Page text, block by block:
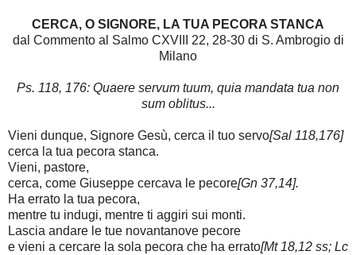
CERCA, O SIGNORE, LA TUA PECORA STANCA
dal Commento al Salmo CXVIII 22, 28-30 di S. Ambrogio di
Milano
Ps. 118, 176: Quaere servum tuum, quia mandata tua non
sum oblitus...
Vieni dunque, Signore Gesù, cerca il tuo servo[Sal 118,176]
cerca la tua pecora stanca.
Vieni, pastore,
cerca, come Giuseppe cercava le pecore[Gn 37,14].
Ha errato la tua pecora,
mentre tu indugi, mentre ti aggiri sui monti.
Lascia andare le tue novantanove pecore
e vieni a cercare la sola pecora che ha errato[Mt 18,12 ss; Lc